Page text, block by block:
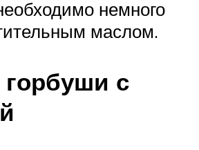
немного
маслом.
горбуши с